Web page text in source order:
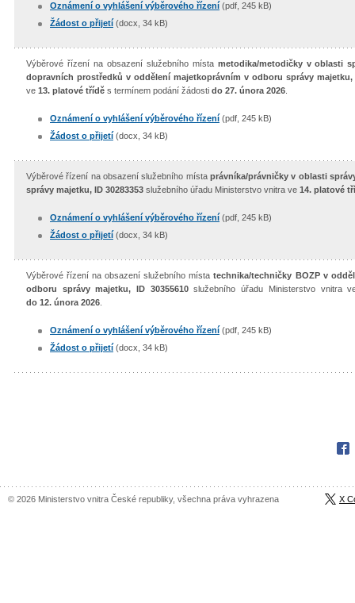
Oznámení o vyhlášení výběrového řízení (pdf, 245 kB)
Žádost o přijetí (docx, 34 kB)
Výběrové řízení na obsazení služebního místa metodika/metodičky v oblasti
dopravních prostředků v oddělení majetkoprávním v odboru správy majetku,
ve 13. platové třídě s termínem podání žádosti do 27. února 2026
Oznámení o vyhlášení výběrového řízení (pdf, 245 kB)
Žádost o přijetí (docx, 34 kB)
Výběrové řízení na obsazení služebního místa právníka/právničky v oblasti
správy majetku, ID 30283353 služebního úřadu Ministerstvo vnitra ve 14. platové
Oznámení o vyhlášení výběrového řízení (pdf, 245 kB)
Žádost o přijetí (docx, 34 kB)
Výběrové řízení na obsazení služebního místatechnika/techničky BOZP v
odboru správy majetku, ID 30355610služebního úřadu Ministerstvo vnitra
do 12. února 2026
Oznámení o vyhlášení výběrového řízení (pdf, 245 kB)
Žádost o přijetí (docx, 34 kB)
© 2026 Ministerstvo vnitra České republiky, všechna práva vyhrazena X